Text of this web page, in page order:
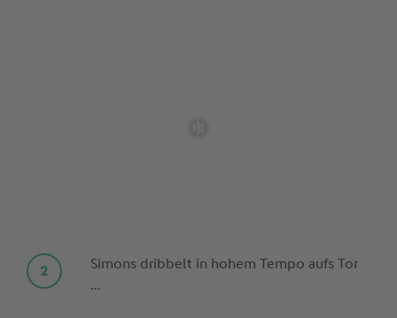
Simons dribbelt in hohem Tempo aufs Tor
...